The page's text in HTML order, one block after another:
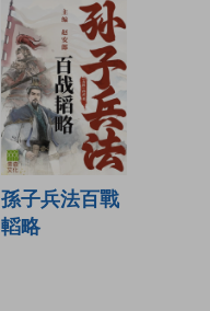
孫子兵法百戰
轁略